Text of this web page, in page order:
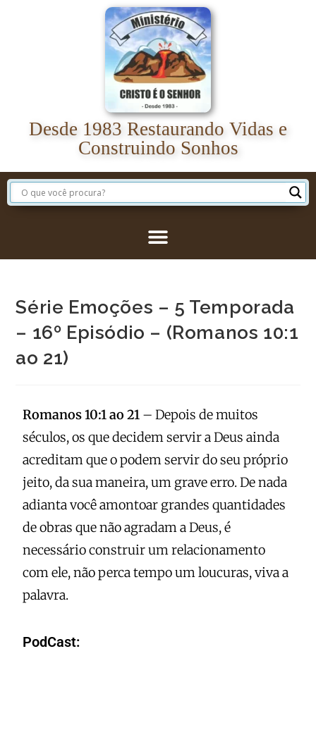
Desde 1983 Restaurando Vidas e
Construindo Sonhos
Série Emoções – 5 Temporada
– 16º Episódio – (Romanos 10:1
ao 21)
Romanos 10:1 ao 21 – Depois de muitos
séculos, os que decidem servir a Deus ainda
acreditam que o podem servir do seu próprio
jeito, da sua maneira, um grave erro. De nada
adianta você amontoar grandes quantidades
de obras que não agradam a Deus, é
necessário construir um relacionamento
com ele, não perca tempo um loucuras, viva a
palavra.
PodCast: